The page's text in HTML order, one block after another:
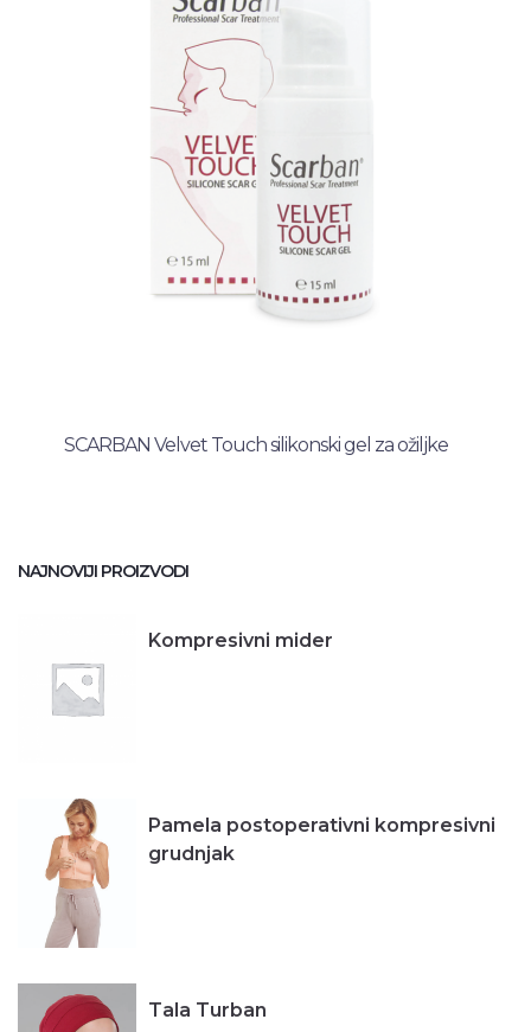
SCARBAN Velvet Touch silikonski gel za ožiljke
NAJNOVIJI PROIZVODI
Kompresivni mider
Pamela postoperativni kompresivni
grudnjak
Tala Turban